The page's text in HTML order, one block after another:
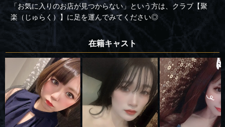
「お気に入りのお店が見つからない」という方は、クラブ【聚
楽（じゅらく）】に足を運んでみてください◎
在籍キャスト